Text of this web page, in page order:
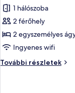
összes
képének
megtekintése:
Standard
két
1 hálószoba
2 férőhely
2 egyszemélyes
Ingyenes wifi
További részletek
Standard